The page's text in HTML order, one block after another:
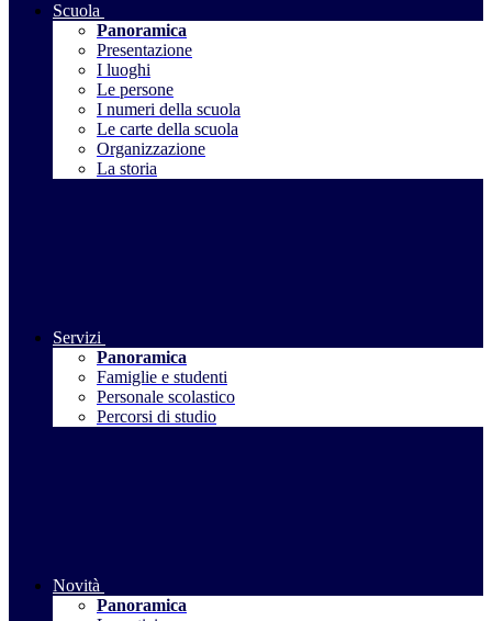
Scuola
Panoramica
Presentazione
I luoghi
Le persone
I numeri della scuola
Le carte della scuola
Organizzazione
La storia
Servizi
Panoramica
Famiglie e studenti
Personale scolastico
Percorsi di studio
Novità
Panoramica